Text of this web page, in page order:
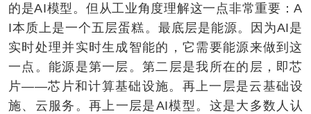
的是AI模型。但从工业角度理解这一点非常重要：A
I本质上是一个五层蛋糕。最底层是能源。因为AI是
实时处理并实时生成智能的，它需要能源来做到这
一点。能源是第一层。第二层是我所在的层，即芯
片——芯片和计算基础设施。再上一层是云基础设
施、云服务。再上一层是AI模型。这是大多数人认